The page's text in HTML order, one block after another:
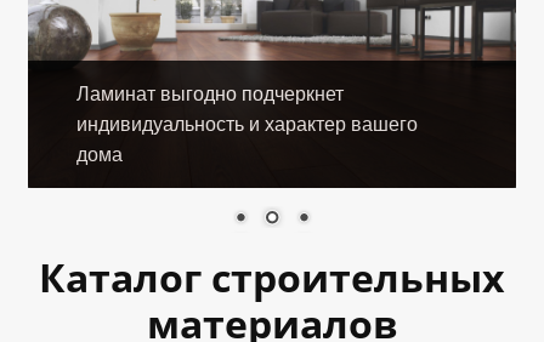
«SMART Карта»
«Карта FUN»
«Карта МАГНИТ»
«Карта Халва»
Ламинат выгодно подчеркнет
индивидуальность и характер вашего
дома
Каталог строительных
материалов